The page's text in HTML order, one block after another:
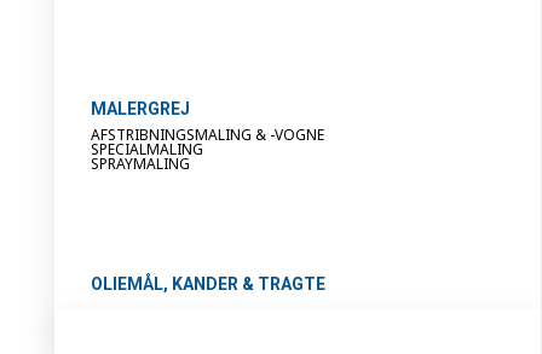
MALERGREJ
AFSTRIBNINGSMALING & -VOGNE
SPECIALMALING
SPRAYMALING
OLIEMÅL, KANDER & TRAGTE